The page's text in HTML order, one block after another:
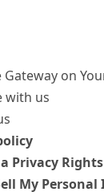
Gateway on
with us
Privacy Rights
My